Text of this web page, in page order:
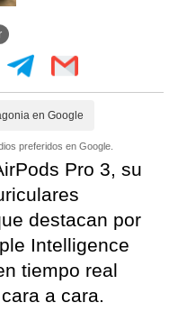
en Google
preferidos en Google.
Pro 3, su
destacan por
Intelligence
tiempo real
a cara.